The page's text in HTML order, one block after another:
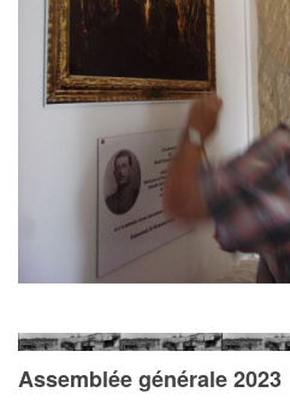
Assemblée générale 2023